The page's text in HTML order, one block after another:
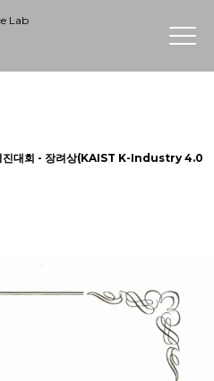
Lab
진대회 - 장려상(KAIST K-Industry 4.0